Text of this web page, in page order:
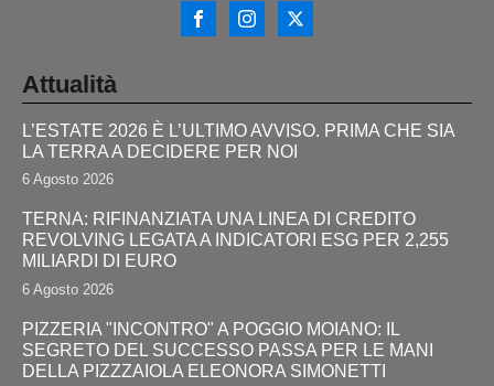
Attualità
L’ESTATE 2026 È L’ULTIMO AVVISO. PRIMA CHE SIA
LA TERRA A DECIDERE PER NOI
6 Agosto 2026
TERNA: RIFINANZIATA UNA LINEA DI CREDITO
REVOLVING LEGATA A INDICATORI ESG PER 2,255
MILIARDI DI EURO
6 Agosto 2026
PIZZERIA "INCONTRO" A POGGIO MOIANO: IL
SEGRETO DEL SUCCESSO PASSA PER LE MANI
DELLA PIZZZAIOLA ELEONORA SIMONETTI